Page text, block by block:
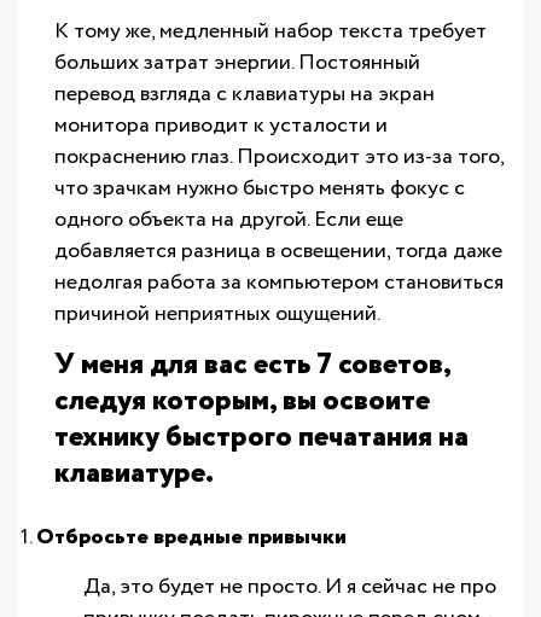
К тому же, медленный набор текста требует
больших затрат энергии. Постоянный
перевод взгляда с клавиатуры на экран
монитора приводит к усталости и
покраснению глаз. Происходит это из-за того,
что зрачкам нужно быстро менять фокус с
одного объекта на другой. Если еще
добавляется разница в освещении, тогда даже
недолгая работа за компьютером становиться
причиной неприятных ощущений.
У меня для вас есть 7 советов,
следуя которым, вы освоите
технику быстрого печатания на
клавиатуре.
Отбросьте вредные привычки
Да, это будет не просто. И я сейчас не про